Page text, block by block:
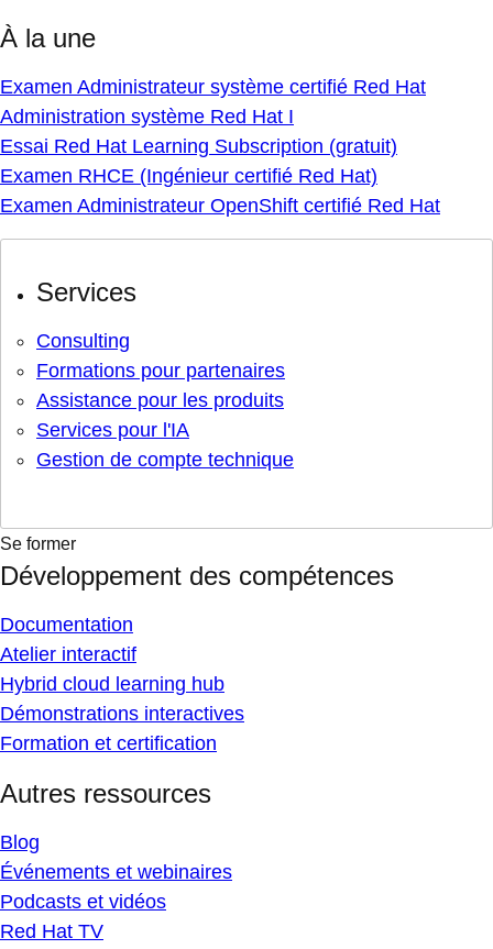
À la une
Examen Administrateur système certifié Red Hat
Administration système Red Hat I
Essai Red Hat Learning Subscription (gratuit)
Examen RHCE (Ingénieur certifié Red Hat)
Examen Administrateur OpenShift certifié Red Hat
Services
Consulting
Formations pour partenaires
Assistance pour les produits
Services pour l'IA
Gestion de compte technique
Se former
Développement des compétences
Documentation
Atelier interactif
Hybrid cloud learning hub
Démonstrations interactives
Formation et certification
Autres ressources
Blog
Événements et webinaires
Podcasts et vidéos
Red Hat TV